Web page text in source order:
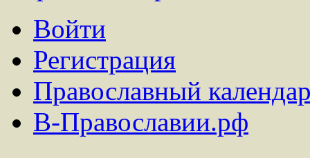
Войти
Регистрация
Православный
В-Православии.рф